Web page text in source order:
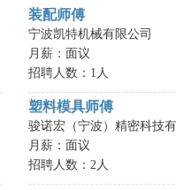
装配师傅
宁波凯特机械有限公司
月薪：面议
招聘人数：1人
塑料模具师傅
骏诺宏（宁波）精密科技
月薪：面议
招聘人数：2人